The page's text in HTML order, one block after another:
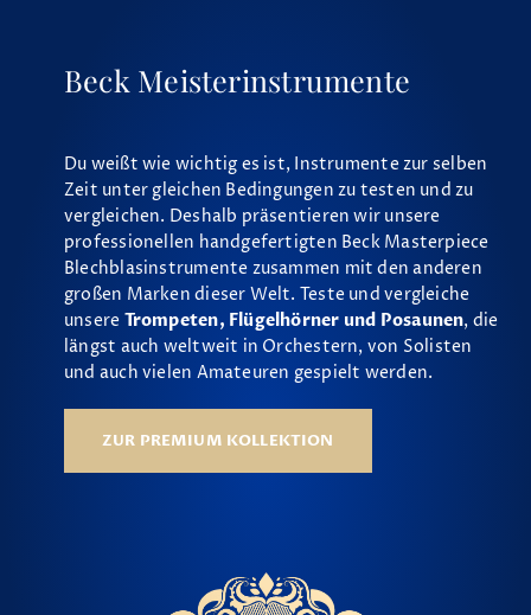
Beck Meisterinstrumente
Du weißt wie wichtig es ist, Instrumente zur selben
Zeit unter gleichen Bedingungen zu testen und zu
vergleichen. Deshalb präsentieren wir unsere
professionellen handgefertigten Beck Masterpiece
Blechblasinstrumente zusammen mit den anderen
großen Marken dieser Welt. Teste und vergleiche
unsere Trompeten, Flügelhörner und Posaunen, die
längst auch weltweit in Orchestern, von Solisten
und auch vielen Amateuren gespielt werden.
ZUR PREMIUM KOLLEKTION